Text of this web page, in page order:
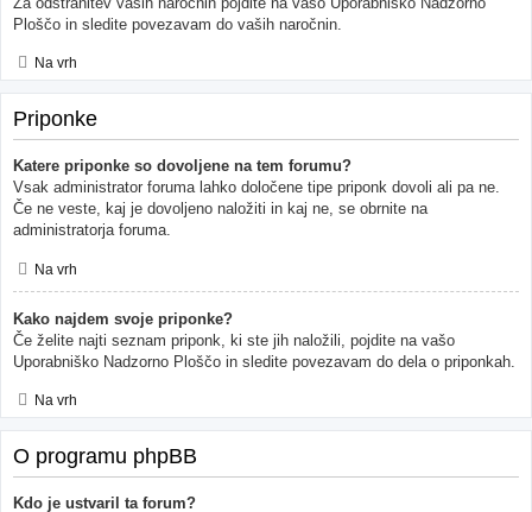
Ploščo in sledite povezavam do vaših naročnin.
Na vrh
Priponke
Katere priponke so dovoljene na tem forumu?
Vsak administrator foruma lahko določene tipe priponk dovoli ali pa ne.
Če ne veste, kaj je dovoljeno naložiti in kaj ne, se obrnite na
administratorja foruma.
Na vrh
Kako najdem svoje priponke?
Če želite najti seznam priponk, ki ste jih naložili, pojdite na vašo
Uporabniško Nadzorno Ploščo in sledite povezavam do dela o priponkah.
Na vrh
O programu phpBB
Kdo je ustvaril ta forum?